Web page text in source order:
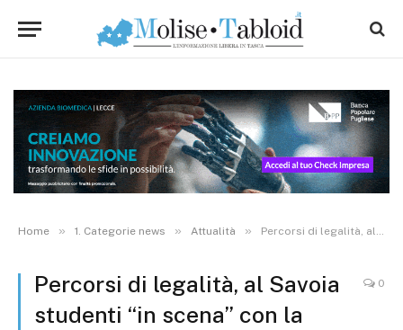
Home » 1. Categorie news » Attualità » Percorsi di legalità, al Savoia studenti “in scena” con la Polizia di Stato. Ospite l’atleta medaglia d’oro Andrea Minguzzi
Percorsi di legalità, al Savoia
studenti “in scena” con la
0